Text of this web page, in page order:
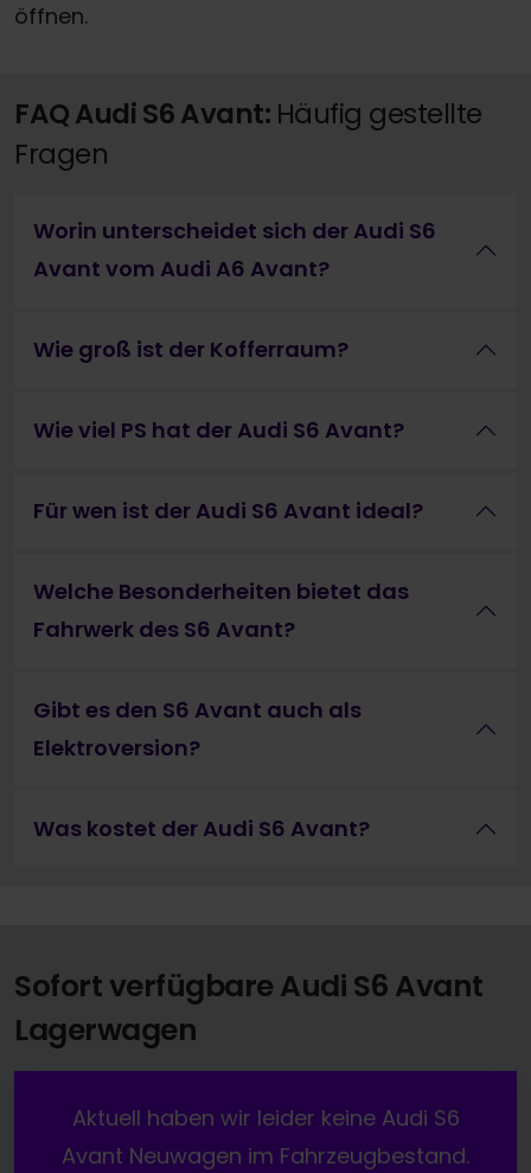
öffnen.
FAQ Audi S6 Avant: Häufig gestellte
Fragen
Worin unterscheidet sich der Audi S6
Avant vom Audi A6 Avant?
Wie groß ist der Kofferraum?
Wie viel PS hat der Audi S6 Avant?
Für wen ist der Audi S6 Avant ideal?
Welche Besonderheiten bietet das
Fahrwerk des S6 Avant?
Gibt es den S6 Avant auch als
Elektroversion?
Was kostet der Audi S6 Avant?
Sofort verfügbare Audi S6 Avant
Lagerwagen
Aktuell haben wir leider keine Audi S6
Avant Neuwagen im Fahrzeugbestand.